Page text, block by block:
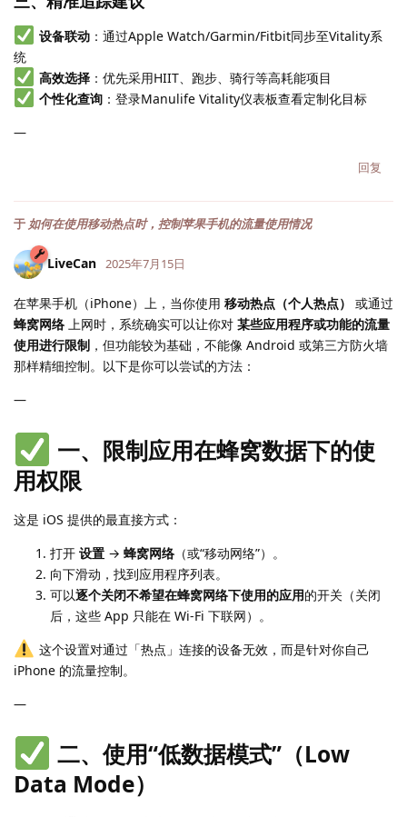
设备联动：通过Apple Watch/Garmin/Fitbit同步至Vitality系
统
高效选择：优先采用HIIT、跑步、骑行等高耗能项目
个性化查询：登录Manulife Vitality仪表板查看定制化目标
—
回复
于 如何在使用移动热点时，控制苹果手机的流量使用情况
LiveCan 2025年7月15日
在苹果手机（iPhone）上，当你使用 移动热点（个人热点）
或通过
蜂窝网络 上网时，系统确实可以让你对 某些应用程序或功能的流量
使用进行限制 ，但功能较为基础，不能像 Android 或第三方防火墙
那样精细控制。以下是你可以尝试的方法：
—
一、限制应用在蜂窝数据下的使
用权限
这是 iOS 提供的最直接方式：
打开 设置 → 蜂窝网络 （或“移动网络”）。
向下滑动，找到应用程序列表。
可以逐个关闭不希望在蜂窝网络下使用的应用的开关（关闭
后，这些 App 只能在 Wi-Fi 下联网）。
这个设置对通过「热点」连接的设备无效，而是针对你自己
iPhone 的流量控制。
—
二、使用“低数据模式”（Low
Data Mode）